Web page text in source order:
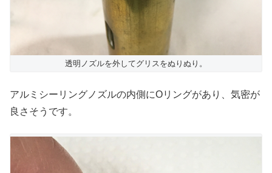
透明ノズルを外してグリスをぬりぬり。
アルミシーリングノズルの内側にOリングがあり、気密が
良さそうです。